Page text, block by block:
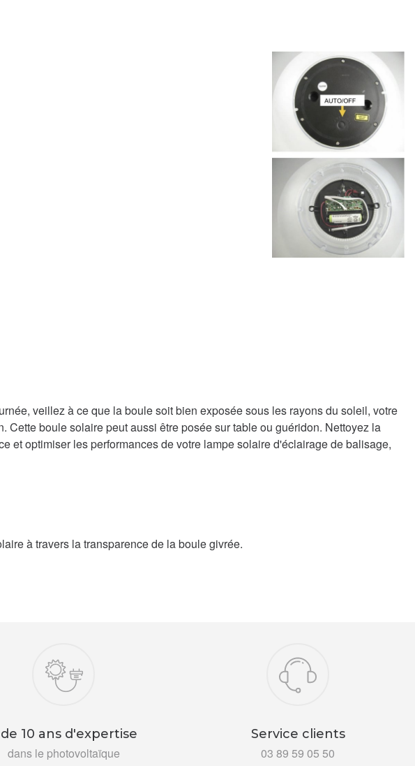
veillez à ce que la boule soit bien exposée sous les rayons du soleil, votre
boule solaire peut aussi être posée sur table ou guéridon. Nettoyez la
et optimiser les performances de votre lampe solaire d'éclairage de balisage,
à travers la transparence de la boule givrée.
10 ans d'expertise
dans le photovoltaïque
Service clients
03 89 59 05 50